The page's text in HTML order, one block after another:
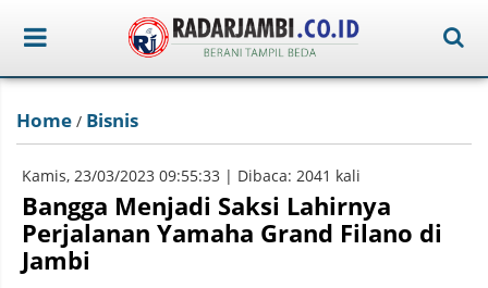
Home / Bisnis
Kamis, 23/03/2023 09:55:33 | Dibaca: 2041 kali
Bangga Menjadi Saksi Lahirnya
Perjalanan Yamaha Grand Filano di
Jambi